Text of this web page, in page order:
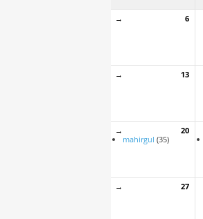
→ 6
→ 13
→
20
mahirgul (35)
→ 27